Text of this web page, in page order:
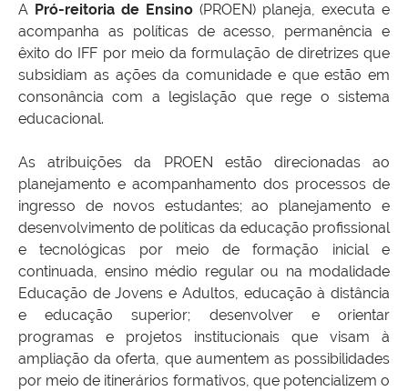
A Pró-reitoria de Ensino (PROEN) planeja, executa e
acompanha as políticas de acesso, permanência e
êxito do IFF por meio da formulação de diretrizes que
subsidiam as ações da comunidade e que estão em
consonância com a legislação que rege o sistema
educacional.
As atribuições da PROEN estão direcionadas ao
planejamento e acompanhamento dos processos de
ingresso de novos estudantes; ao planejamento e
desenvolvimento de políticas da educação profissional
e tecnológicas por meio de formação inicial e
continuada, ensino médio regular ou na modalidade
Educação de Jovens e Adultos, educação à distância
e educação superior; desenvolver e orientar
programas e projetos institucionais que visam à
ampliação da oferta, que aumentem as possibilidades
por meio de itinerários formativos, que potencializem o